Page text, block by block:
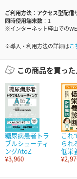
ご利用方法
アクセス型配信
同時使用端末数
1
※インターネット経由での
※導入・利用方法の詳細はこ
この商品を買っ
糖尿病患者トラ
ブルシューティ
ングAtoZ
¥3,960
これ
られ
低栄